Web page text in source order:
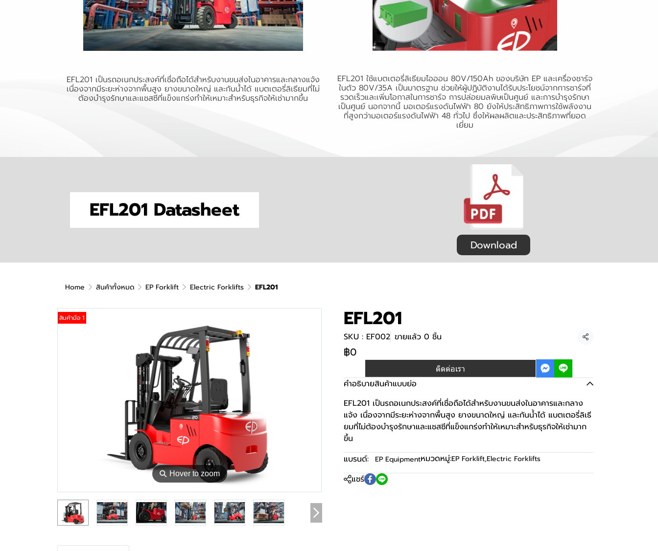
EFL201 เป็นรถอเนกประสงค์ที่เชื่อถือได้สำหรับงานขนส่งในอาคารและกลางแจ้ง
เนื่องจากมีระยะห่างจากพื้นสูง ยางขนาดใหญ่ และกันน้ำได้ แบตเตอรี่ลิเธียมที่ไม่
ต้องบำรุงรักษาและแชสซีที่แข็งแกร่งทำให้เหมาะสำหรับธุรกิจให้เช่ามากขึ้น
EFL201 ใช้แบตเตอรี่ลิเธียมไอออน 80V/150Ah ของบริษัท EP และเครื่องชาร์จ
ในตัว 80V/35A เป็นมาตรฐาน ช่วยให้ผู้ปฏิบัติงานได้รับประโยชน์จากการชาร์จที่
รวดเร็วและเพิ่มโอกาสในการชาร์จ การปล่อยมลพิษเป็นศูนย์ และการบำรุงรักษา
เป็นศูนย์ นอกจากนี้ มอเตอร์แรงดันไฟฟ้า 80 ยังให้ประสิทธิภาพการใช้พลังงาน
ที่สูงกว่ามอเตอร์แรงดันไฟฟ้า 48 ทั่วไป ซึ่งให้ผลผลิตและประสิทธิภาพที่ยอด
เยี่ยม
EFL201 Datasheet
Download
Home สินค้าทั้งหมด EP Forklift Electric Forklifts EFL201
⚲ Hover to zoom
สินค้ามือ 1 EFL201
SKU : EF002 ขายแล้ว 0 ชิ้น แชร์
฿0
ติดต่อเรา
คำอธิบายสินค้าแบบย่อ
EFL201 เป็นรถอเนกประสงค์ที่เชื่อถือได้สำหรับงานขนส่งในอาคารและกลาง
แจ้ง เนื่องจากมีระยะห่างจากพื้นสูง ยางขนาดใหญ่ และกันน้ำได้ แบตเตอรี่ลิเธี
ยมที่ไม่ต้องบำรุงรักษาและแชสซีที่แข็งแกร่งทำให้เหมาะสำหรับธุรกิจให้เช่ามาก
ขึ้น
แบรนด์:
EP Equipmentหมวดหมู่:EP Forklift,Electric Forklifts
แชร์